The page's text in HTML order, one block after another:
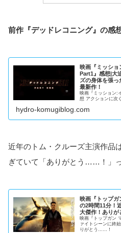
前作『デッドレコニング』の感
映画『ミッシ
Part1』感想|大
ズの身体を張
最新作！
映画『ミッション:
想 アクションに次
hydro-komugiblog.com
近年のトム・クルーズ主演作品
ぎていて「ありがとう……！」
映画『トップガ
の2時間11分！
大傑作！ありが
映画『トップガン
ァイトシーンに終
りがとう……！